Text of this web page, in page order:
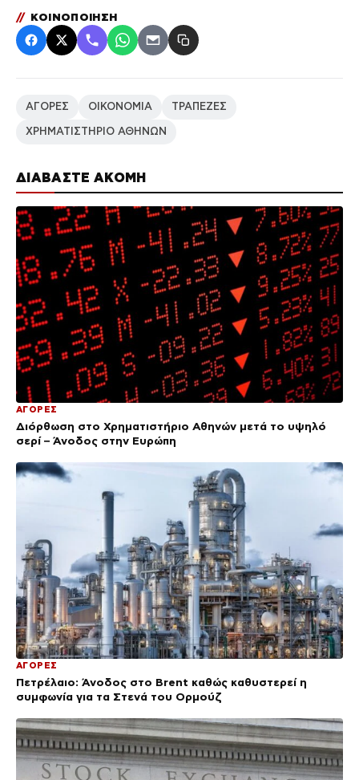
ΔΙΑΒΑΣΤΕ ΑΚΟΜΗ
ΑΓΟΡΕΣ
Διόρθωση στο Χρηματιστήριο Αθηνών μετά το υψηλό
σερί – Άνοδος στην Ευρώπη
ΑΓΟΡΕΣ
Πετρέλαιο: Άνοδος στο Brent καθώς καθυστερεί η
συμφωνία για τα Στενά του Ορμούζ
// ΚΟΙΝΟΠΟΙΗΣΗ
ΑΓΟΡΕΣ ΟΙΚΟΝΟΜΙΑ ΤΡΑΠΕΖΕΣ
ΧΡΗΜΑΤΙΣΤΗΡΙΟ ΑΘΗΝΩΝ